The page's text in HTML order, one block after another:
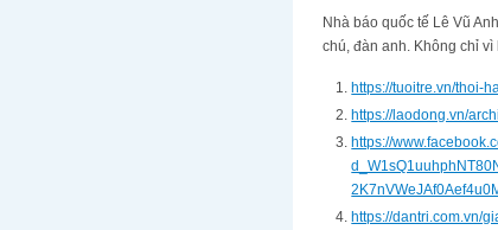
Nhà báo quốc tế Lê Vũ
chú, đàn anh. Không chỉ
https://tuoitre.vn/thoi-
https://laodong.vn/
https://
https://dantri.com.vn/